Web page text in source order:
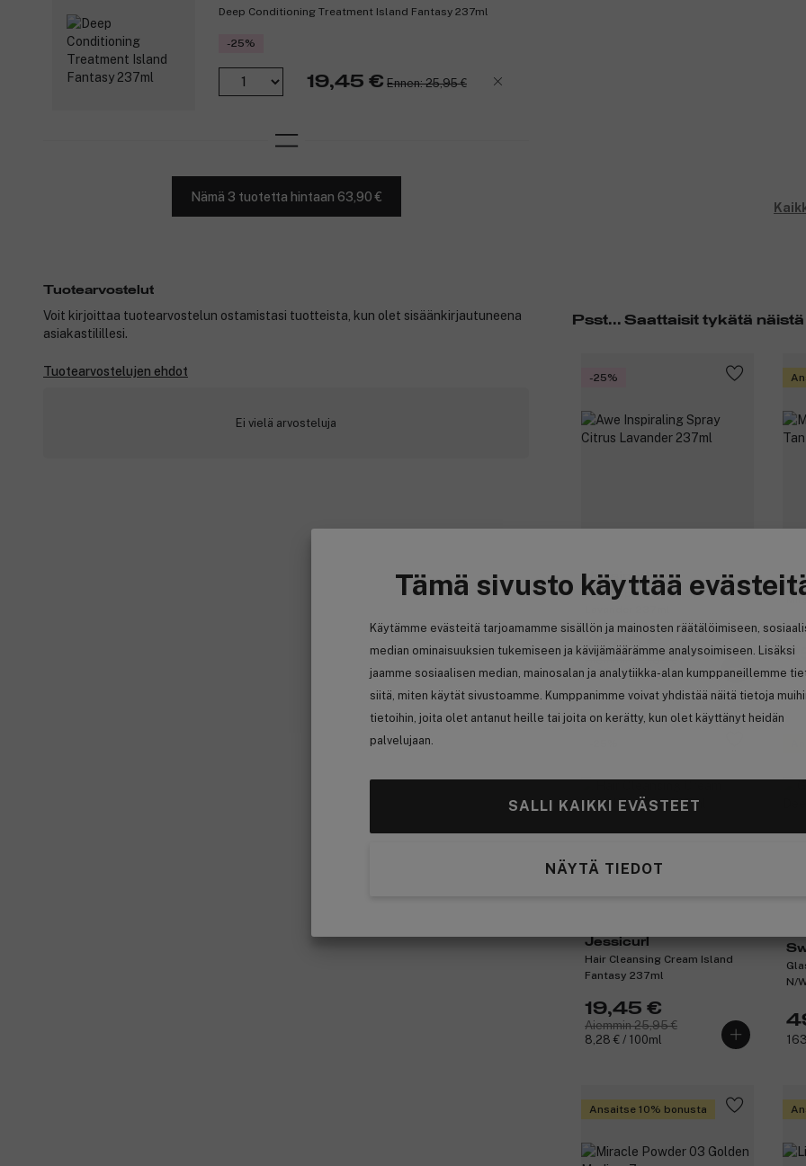
Tämä sivusto käyttää
Käytämme evästeitä tarjoamamme sisällön ja mainosten räätälöimiseen,
median ominaisuuksien tukemiseen ja kävijämäärämme analysoimiseen. Lisäksi
jaamme sosiaalisen median, mainosalan ja analytiikka-alan kumppaneillemme
siitä, miten käytät sivustoamme. Kumppanimme voivat yhdistää näitä tietoja
tietoihin, joita olet antanut heille tai joita on kerätty, kun olet käyttänyt heidän
palvelujaan.
SALLI KAIKKI EVÄSTEET
NÄYTÄ TIEDOT
Deep Conditioning Treatment Island Fantasy 237ml
-25%
19,45 € Ennen: 25,95 €
Nämä 3 tuotetta hintaan 63,90 €
Psst... Saattaisit tykätä näistä
-25%
Jessicurl
Awe Inspiraling Spray Citrus
19,45 €
Aiemmin 25,95 €
8,28 € / 100ml
Jessicurl
Hair Cleansing Cream Island
Fantasy 237ml
19,45 €
Aiemmin 25,95 €
8,28 € / 100ml
N/
Ansaitse 10% bonusta
Tuotearvostelut
Voit kirjoittaa tuotearvostelun ostamistasi tuotteista, kun olet sisäänkirjautuneena
asiakastilillesi.
Tuotearvostelujen ehdot
Ei vielä arvosteluja